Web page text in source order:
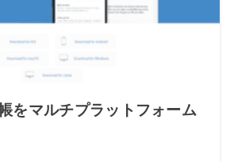
をマルチプラットフォーム